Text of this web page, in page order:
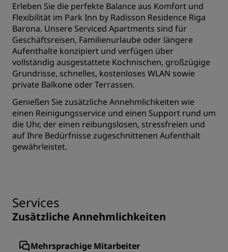
Erleben Sie die perfekte Balance aus Komfort und
Flexibilität im Park Inn by Radisson Residence Riga
Barona. Unsere Serviced Apartments sind für
Geschäftsreisen, Familienurlaube oder längere
Aufenthalte konzipiert und verfügen über
vollständig ausgestattete Kochnischen, großzügige
Grundrisse, schnelles, kostenloses WLAN sowie
private Balkone oder Terrassen.
Genießen Sie zusätzliche Annehmlichkeiten wie
einen Reinigungsservice und einen Support rund um
die Uhr, der einen reibungslosen, stressfreien und
auf Ihre Bedürfnisse zugeschnittenen Aufenthalt
gewährleistet.
Services
Zusätzliche Annehmlichkeiten
Mehrsprachige Mitarbeiter